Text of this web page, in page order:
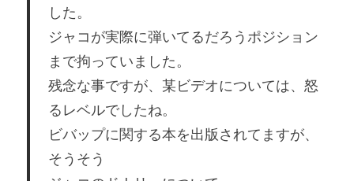
した。
ジャコが実際に弾いてるだろうポジション
まで拘っていました。
残念な事ですが、某ビデオについては、怒
るレベルでしたね。
ビバップに関する本を出版されてますが、
そうそう